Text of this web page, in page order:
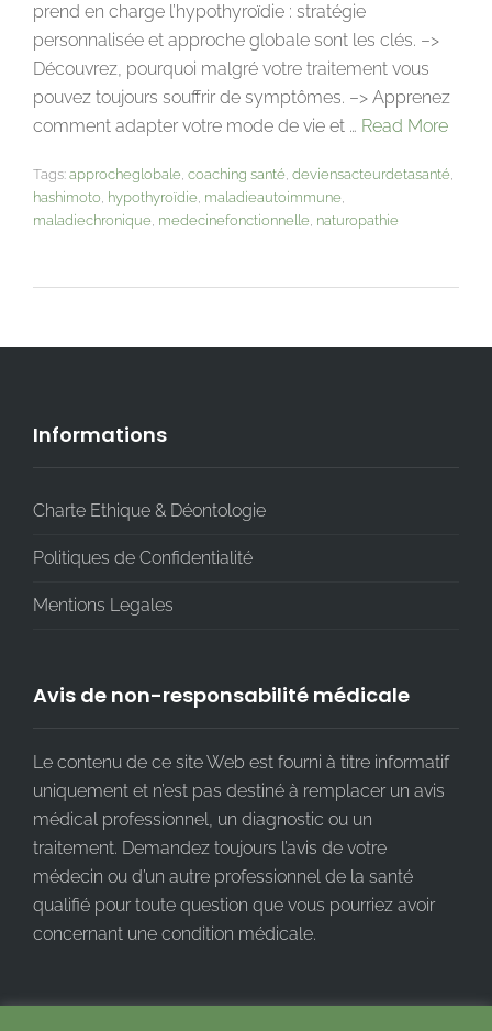
prend en charge l’hypothyroïdie : stratégie
personnalisée et approche globale sont les clés. –>
Découvrez, pourquoi malgré votre traitement vous
pouvez toujours souffrir de symptômes. –> Apprenez
comment adapter votre mode de vie et … Read More
Tags: approcheglobale, coaching santé, deviensacteurdetasanté,
hashimoto, hypothyroïdie, maladieautoimmune,
maladiechronique, medecinefonctionnelle, naturopathie
Informations
Charte Ethique & Déontologie
Politiques de Confidentialité
Mentions Legales
Avis de non-responsabilité médicale
Le contenu de ce site Web est fourni à titre informatif
uniquement et n’est pas destiné à remplacer un avis
médical professionnel, un diagnostic ou un
traitement. Demandez toujours l’avis de votre
médecin ou d’un autre professionnel de la santé
qualifié pour toute question que vous pourriez avoir
concernant une condition médicale.